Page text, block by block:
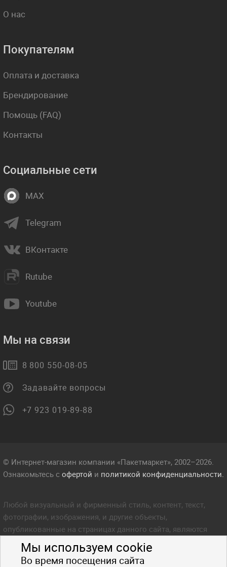
Мы используем cookie
Во время посещения сайта
О нас
Покупателям
Оплата и доставка
Брендирование
Помощь (FAQ)
Контакты
Социальные сети
MAX
Telegram
ВКонтакте
Rutube
Youtube
Мы на связи
8 800 550-08-05
Задавайте вопросы
+7 923 019-89-88
© Интернет-магазин компании «Пакетмаркет», 2002–2026.
Ознакомьтесь с офертой и политикой конфиденциальности.
Любой визуальный и фирменный стиль, контент, текст,
фотографии, изображения, и другие объекты,
опубликованные на страницах данного сайта, являются
объектом прав интеллектуальной собственности компании
Пакетмаркет. Любое копирование стиля, контента, текста,